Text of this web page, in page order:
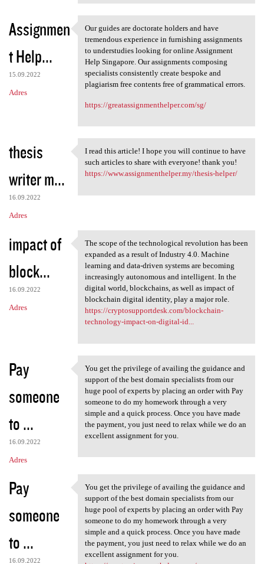
Assignmen
t Help...
15.09.2022
Adres
Our guides are doctorate
Our guides are doctorate holders and have
tremendous experience in furnishing assignments
to understudies looking for online Assignment
Help Singapore. Our assignments composing
specialists consistently create bespoke and
plagiarism free contents free of grammatical errors.
https://greatassignmenthelper.com/sg/
thesis
writer m...
16.09.2022
Adres
I read this article! I hope
I read this article! I hope you will continue to have
such articles to share with everyone! thank you!
https://www.assignmenthelper.my/thesis-helper/
impact of
block...
16.09.2022
Adres
The scope of the
The scope of the technological revolution has been
expanded as a result of Industry 4.0. Machine
learning and data-driven systems are becoming
increasingly autonomous and intelligent. In the
digital world, blockchains, as well as impact of
blockchain digital identity, play a major role.
https://cryptosupportdesk.com/blockchain-
technology-impact-on-digital-id...
Pay
someone
to ...
16.09.2022
Adres
You get the privilege of
You get the privilege of availing the guidance and
support of the best domain specialists from our
huge pool of experts by placing an order with Pay
someone to do my homework through a very
simple and a quick process. Once you have made
the payment, you just need to relax while we do an
excellent assignment for you.
Pay
someone
to ...
16.09.2022
You get the privilege of
You get the privilege of availing the guidance and
support of the best domain specialists from our
huge pool of experts by placing an order with Pay
someone to do my homework through a very
simple and a quick process. Once you have made
the payment, you just need to relax while we do an
excellent assignment for you.